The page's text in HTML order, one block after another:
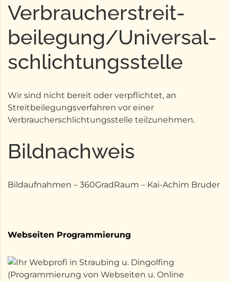
Verbraucher­streit­
beilegung/Universal­
schlichtungs­stelle
Wir sind nicht bereit oder verpflichtet, an
Streitbeilegungsverfahren vor einer
Verbraucherschlichtungsstelle teilzunehmen.
Bildnachweis
Bildaufnahmen – 360GradRaum – Kai-Achim Bruder
Webseiten Programmierung